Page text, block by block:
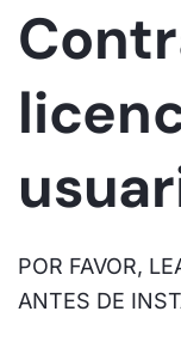
POR FAVOR,
ANTES DE